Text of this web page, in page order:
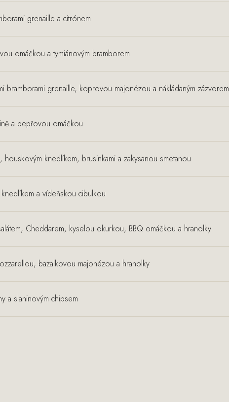
grenaille a citrónem
omáčkou a tymiánovým bramborem
bramborami grenaille, koprovou majonézou a nákládaným zázvorem
a pepřovou omáčkou
knedlíkem, brusinkami a zakysanou smetanou
a vídeňskou cibulkou
Cheddarem, kyselou okurkou, BBQ omáčkou a hranolky
bazalkovou majonézou a hranolky
a slaninovým chipsem